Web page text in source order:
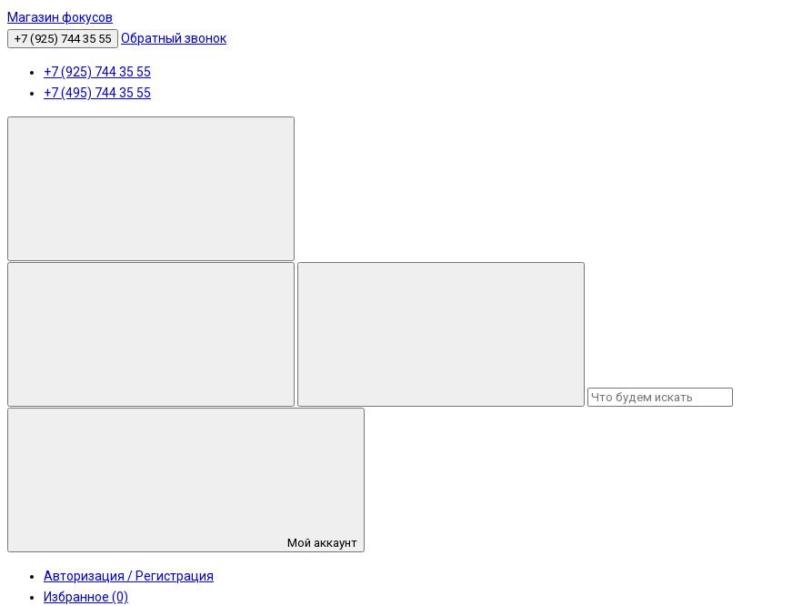
Магазин фокусов
+7 (925) 744 35 55 Обратный звонок
+7 (925) 744 35 55
+7 (495) 744 35 55
Мой аккаунт
Авторизация / Регистрация
Избранное (0)